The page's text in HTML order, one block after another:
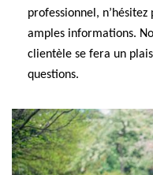
professionnel,
amples informations.
clientèle se fera un
questions.